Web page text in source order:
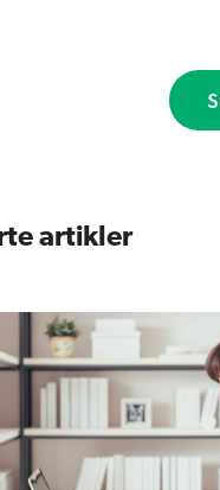
artikler